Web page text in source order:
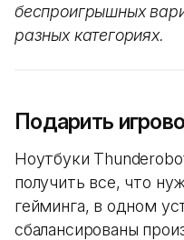
беспроигрышных
разных категориях.
Подарить
Ноутбуки
получить все, что
гейминга, в одном
сбалансированы